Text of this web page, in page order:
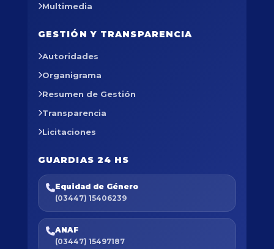
Multimedia
GESTIÓN Y TRANSPARENCIA
Autoridades
Organigrama
Resumen de Gestión
Transparencia
Licitaciones
GUARDIAS 24 HS
Equidad de Género
(03447) 15406239
ANAF
(03447) 15497187